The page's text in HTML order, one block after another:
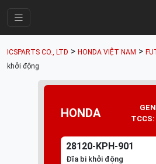
Parts
Mã Phụ
Tài khoản
ICSPARTS CO., LTD > HONDA VIỆT NAM >
khởi động
HONDA
TCCS:
28120-KPH-901
Đĩa bi khởi động